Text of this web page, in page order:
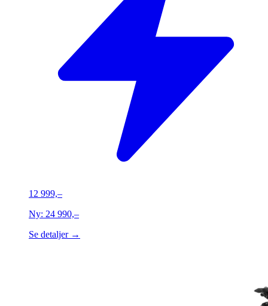
12 999,–
Ny: 24 990,–
Se detaljer →